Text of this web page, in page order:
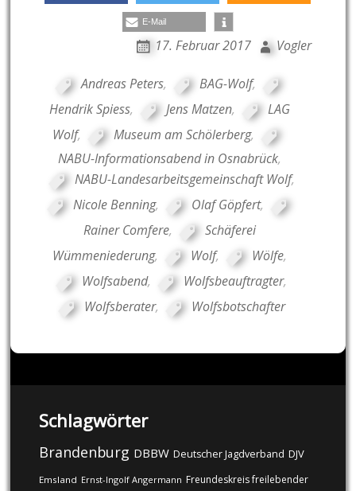
E-Mail
17. Februar 2017 Vogler
Andreas Peters, BAG-Wolf,
Hendrik Spiess, Jens Matzen,
LAG
Wolf, Museum am Schölerberg,
NABU-Informationsabend in Osnabrück,
NABU-Landesarbeitsgemeinschaft Wolf,
Nicole Benning, Olaf Göpfert,
Rainer Comfere,
Schäferei
Wümmeniederung, Wolf, Wölfe,
Wolfsabend, Wolfsbeauftragter,
Wolfsberater, Wolfsbotschafter
Schlagwörter
Brandenburg DBBW Deutscher Jagdverband DJV
Emsland Ernst-Ingolf Angermann Freundeskreis freilebender